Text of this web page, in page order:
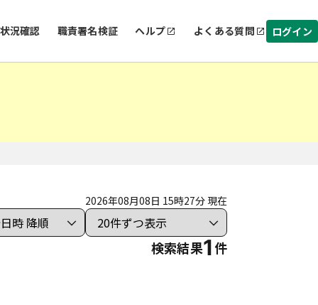
況確認 職責署名検証 ヘルプ よくある質問 ログイン
2026年08月08日 15時27分 現在
検索結果1件